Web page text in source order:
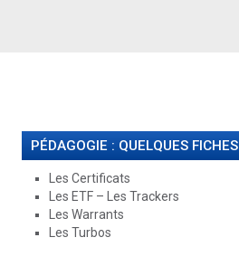
PÉDAGOGIE : QUELQUES FICHES
Les Certificats
Les ETF – Les Trackers
Les Warrants
Les Turbos